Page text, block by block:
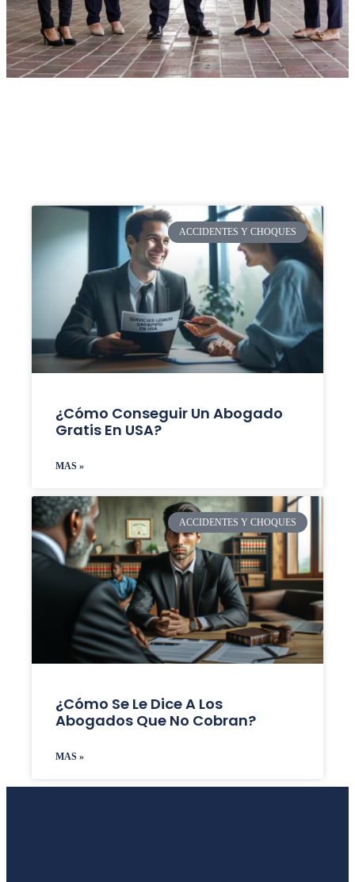
ACCIDENTES Y CHOQUES
¿Cómo Conseguir Un Abogado
Gratis En USA?
MAS »
ACCIDENTES Y CHOQUES
¿Cómo Se Le Dice A Los
Abogados Que No Cobran?
MAS »